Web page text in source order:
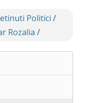
Politici /
Rozalia /